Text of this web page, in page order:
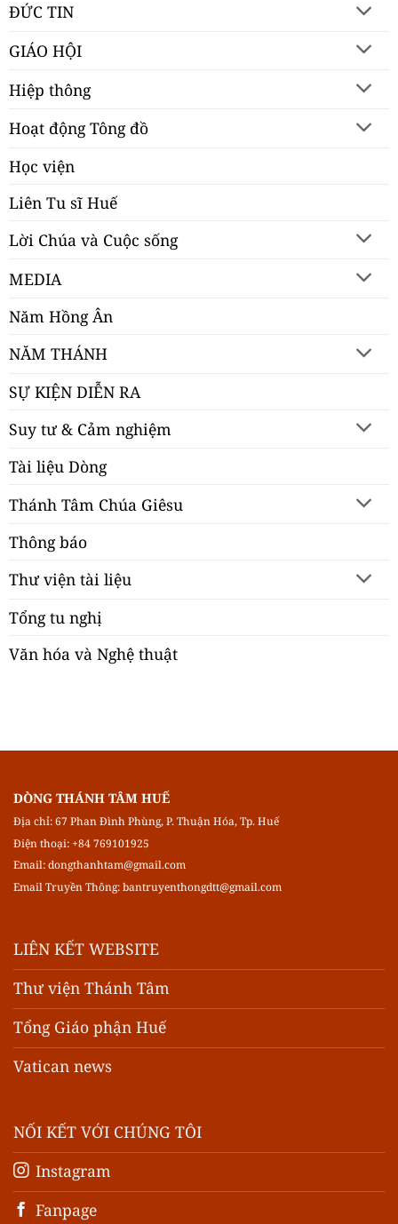
ĐỨC TIN
GIÁO HỘI
Hiệp thông
Hoạt động Tông đồ
Học viện
Liên Tu sĩ Huế
Lời Chúa và Cuộc sống
MEDIA
Năm Hồng Ân
NĂM THÁNH
SỰ KIỆN DIỄN RA
Suy tư & Cảm nghiệm
Tài liệu Dòng
Thánh Tâm Chúa Giêsu
Thông báo
Thư viện tài liệu
Tổng tu nghị
Văn hóa và Nghệ thuật
DÒNG THÁNH TÂM HUẾ
Địa chỉ: 67 Phan Đình Phùng, P. Thuận Hóa, Tp. Huế
Điện thoại: +84 769101925
Email:dongthanhtam@gmail.com
Email Truyền Thông:bantruyenthongdtt@gmail.com
LIÊN KẾT WEBSITE
Thư viện Thánh Tâm
Tổng Giáo phận Huế
Vatican news
NỐI KẾT VỚI CHÚNG TÔI
Instagram
Fanpage